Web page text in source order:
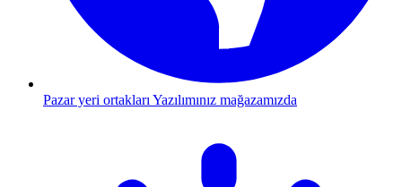
Pazar yeri ortakları Yazılımınız mağazamızda